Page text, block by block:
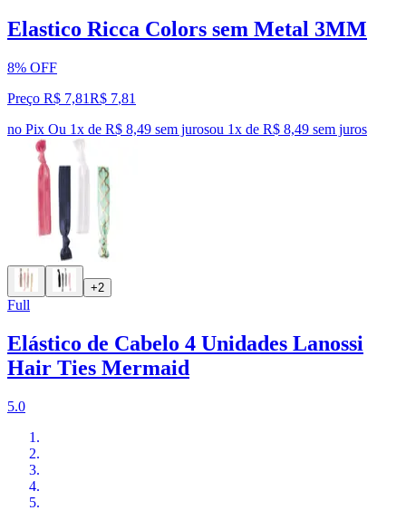
Elastico Ricca Colors sem Metal 3MM
8% OFF
Preço R$ 7,81R$ 7,81
no Pix Ou 1x de R$ 8,49 sem jurosou 1x de R$ 8,49 sem juros
+2
Full
Elástico de Cabelo 4 Unidades Lanossi
Hair Ties Mermaid
5.0